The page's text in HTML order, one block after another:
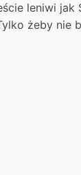
leniwi
żeby nie